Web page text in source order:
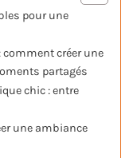
pour une
créer une
partagés
chic : entre
une ambiance